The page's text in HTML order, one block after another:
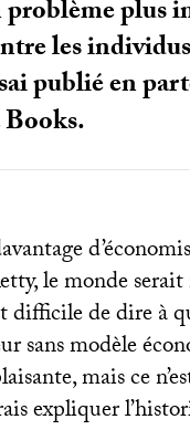
problème plus
les
publié en
le monde
difficile de dire à
sans modèle
mais ce
expliquer